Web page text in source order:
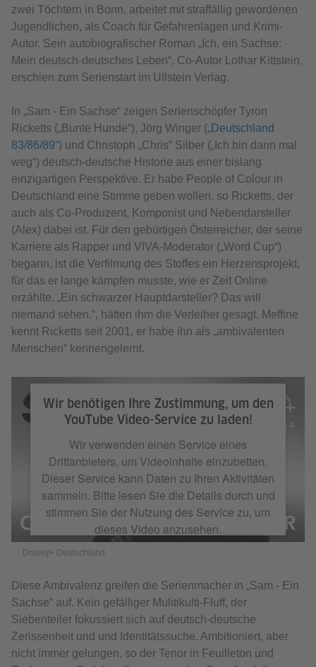
zwei Töchtern in Bonn, arbeitet mit straffällig gewordenen
Jugendlichen, als Coach für Gefahrenlagen und Krimi-
Autor. Sein autobiografischer Roman „Ich, ein Sachse:
Mein deutsch-deutsches Leben“, Co-Autor Lothar Kittstein,
erschien zum Serienstart im Ullstein Verlag.
In „Sam - Ein Sachse“ zeigen Serienschöpfer Tyron
Ricketts („Bunte Hunde“), Jörg Winger („Deutschland
83/86/89“) und Christoph „Chris“ Silber („Ich bin dann mal
weg“) deutsch-deutsche Historie aus einer bislang
einzigartigen Perspektive. Er habe People of Colour in
Deutschland eine Stimme geben wollen, so Ricketts, der
auch als Co-Produzent, Komponist und Nebendarsteller
(Alex) dabei ist. Für den gebürtigen Österreicher, der seine
Karriere als Rapper und VIVA-Moderator („Word Cup“)
begann, ist die Verfilmung des Stoffes ein Herzensprojekt,
für das er lange kämpfen musste, wie er Zeit Online
erzählte. „Ein schwarzer Hauptdarsteller? Das will
niemand sehen.“, hätten ihm die Verleiher gesagt. Meffine
kennt Ricketts seit 2001, er habe ihn als „ambivalenten
Menschen“ kennengelernt.
Wir benötigen Ihre Zustimmung, um den
YouTube Video-Service zu laden!
Wir verwenden einen Service eines
Drittanbieters, um Videoinhalte einzubetten.
Dieser Service kann Daten zu Ihren Aktivitäten
sammeln. Bitte lesen Sie die Details durch und
stimmen Sie der Nutzung des Service zu, um
dieses Video anzusehen.
Akzeptieren
Disney+ Deutschland
Diese Ambivalenz greifen die Serienmacher in „Sam - Ein
Sachse“ auf. Kein gefälliger Mulitikulti-Fluff, der
Siebenteiler fokussiert sich auf deutsch-deutsche
Zerissenheit und und Identitätssuche. Ambitioniert, aber
nicht immer gelungen, so der Tenor in Feuilleton und